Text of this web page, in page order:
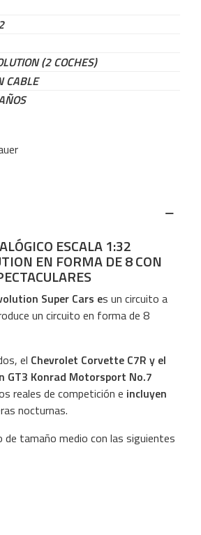
(2 COCHES)
CABLE
ESCALA 1:32
EN FORMA DE 8 CON
Super Cars es un circuito a
un circuito en forma de 8
el Chevrolet Corvette C7R y el
GT3 Konrad Motorsport No.7
reales de competición e incluyen
nocturnas.
tamaño medio con las siguientes